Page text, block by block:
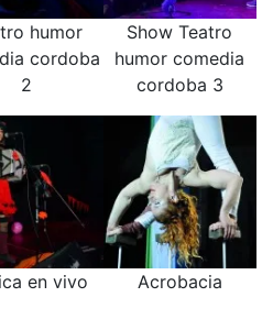
humor
cordoba
2
Show Teatro
humor comedia
cordoba 3
en vivo Acrobacia